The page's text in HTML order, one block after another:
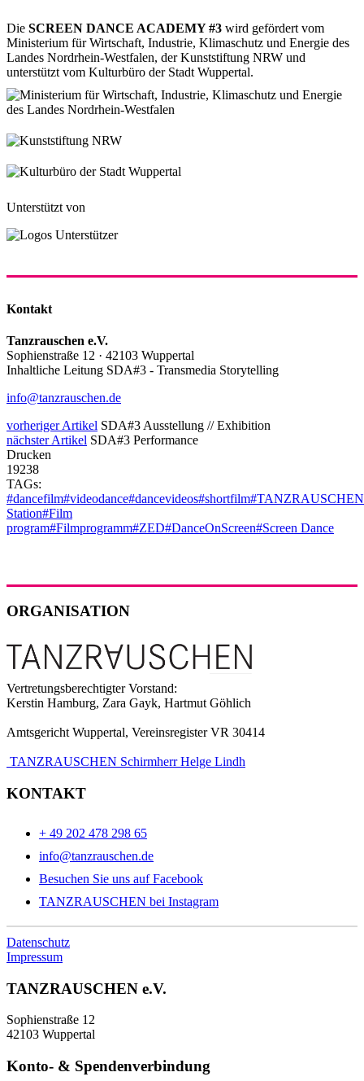
Die SCREEN DANCE ACADEMY #3 wird gefördert vom
Ministerium für Wirtschaft, Industrie, Klimaschutz und Energie des
Landes Nordrhein-Westfalen, der Kunststiftung NRW und
unterstützt vom Kulturbüro der Stadt Wuppertal.
Unterstützt von
Kontakt
Tanzrauschen e.V.
Sophienstraße 12 · 42103 Wuppertal
Inhaltliche Leitung SDA#3 - Transmedia Storytelling
info@tanzrauschen.de
vorheriger Artikel SDA#3 Ausstellung // Exhibition
nächster Artikel SDA#3 Performance
Drucken
19238
TAGs:
#dancefilm#videodance#dancevideos#shortfilm#TANZRAUSCHEN
Station#Film
program#Filmprogramm#ZED#DanceOnScreen#Screen Dance
ORGANISATION
Vertretungsberechtigter Vorstand:
Kerstin Hamburg, Zara Gayk, Hartmut Göhlich
Amtsgericht Wuppertal, Vereinsregister VR 30414
TANZRAUSCHEN Schirmherr Helge Lindh
KONTAKT
+ 49 202 478 298 65
info@tanzrauschen.de
Besuchen Sie uns auf Facebook
TANZRAUSCHEN bei Instagram
Datenschutz
Impressum
TANZRAUSCHEN e.V.
Sophienstraße 12
42103 Wuppertal
Konto- & Spendenverbindung